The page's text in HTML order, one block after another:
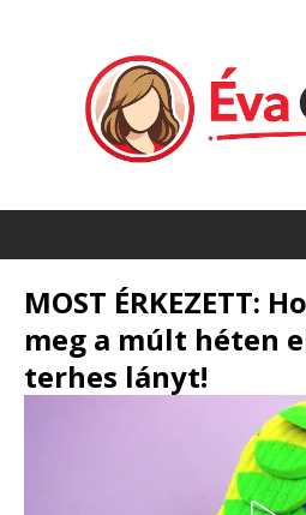
MOST ÉRKEZETT:
meg a múlt héten
terhes lányt!